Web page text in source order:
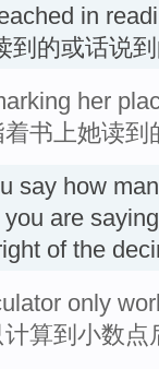
in
到的或话说
her
书上她读到
say how
are
of the
only
算到小数点